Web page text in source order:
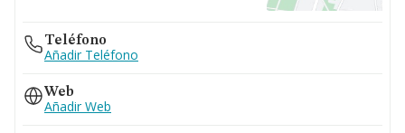
Teléfono
Añadir Teléfono
Web
Añadir Web